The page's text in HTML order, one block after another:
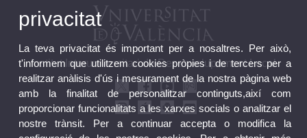
Institut Interuniversitari de Desenvolupament Local
privacitat
La teva privacitat és important per a nosaltres. Per això,
t'informem que utilitzem cookies pròpies i de tercers per a
realitzar anàlisis d'ús i mesurament de la nostra pàgina web
amb la finalitat de personalitzar continguts,així com
proporcionar funcionalitats a les xarxes socials o analitzar el
nostre trànsit. Per a continuar accepta o modifica la